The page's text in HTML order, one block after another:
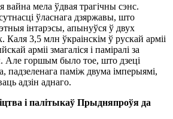
вайна мела ўдвая трагічны сэнс.
ўласнага дзяржавы, што
інтарэсы, апынуўся ў двух
Каля 3,5 млн ўкраінскім ў рускай арміі
арміі змагаліся і паміралі за
Але горшым было тое, што дзеці
падзеленага паміж двума імперыямі,
адзін аднаго.
і палітыкаў Прыдняпроўя да